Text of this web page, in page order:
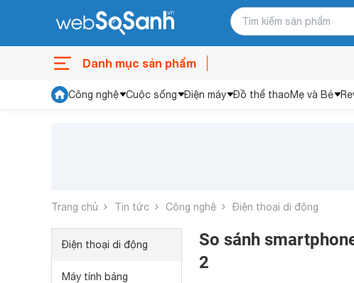
Danh mục sản phẩm
Công nghệ Cuộc sống Điện máy Đồ thể thaoMẹ và Bé
Trang chủ Tin tức Công nghệ Điện thoại di động
Điện thoại di động
Máy tính bảng
So sánh
2